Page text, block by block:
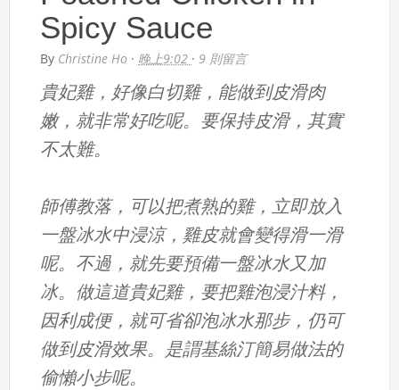
Spicy Sauce
By Christine Ho · 晚上9:02 · 9 則留言
貴妃雞，好像白切雞，能做到皮滑肉
嫩，就非常好吃呢。要保持皮滑，其實
不太難。
師傅教落，可以把煮熟的雞，立即放入
一盤冰水中浸涼，雞皮就會變得滑一滑
呢。不過，就先要預備一盤冰水又加
冰。做這道貴妃雞，要把雞泡浸汁料，
因利成便，就可省卻泡冰水那步，仍可
做到皮滑效果。是謂基絲汀簡易做法的
偷懶小步呢。